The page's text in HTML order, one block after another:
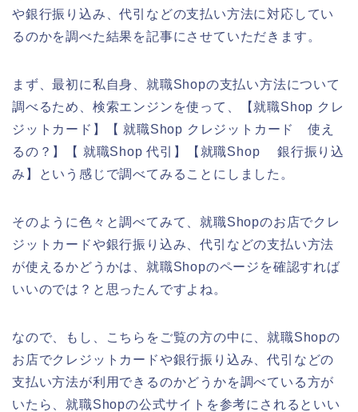
や銀行振り込み、代引などの支払い方法に対応してい
るのかを調べた結果を記事にさせていただきます。
まず、最初に私自身、就職Shopの支払い方法について
調べるため、検索エンジンを使って、【就職Shop クレ
ジットカード】【 就職Shop クレジットカード 使え
るの？】【 就職Shop 代引】【就職Shop 銀行振り込
み】という感じで調べてみることにしました。
そのように色々と調べてみて、就職Shopのお店でクレ
ジットカードや銀行振り込み、代引などの支払い方法
が使えるかどうかは、就職Shopのページを確認すれば
いいのでは？と思ったんですよね。
なので、もし、こちらをご覧の方の中に、就職Shopの
お店でクレジットカードや銀行振り込み、代引などの
支払い方法が利用できるのかどうかを調べている方が
いたら、就職Shopの公式サイトを参考にされるといい